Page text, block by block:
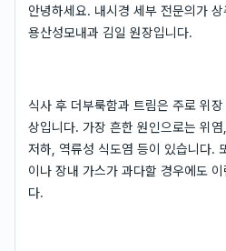
안녕하세요. 내시경 세부 전문의가
용산성모내과 김일 원장입니다.
식사 후 더부룩함과 트림은 주로 위
상입니다. 가장 흔한 원인으로는 위
저하, 역류성 식도염 등이 있습니다.
이나 장내 가스가 과다할 경우에도
다.